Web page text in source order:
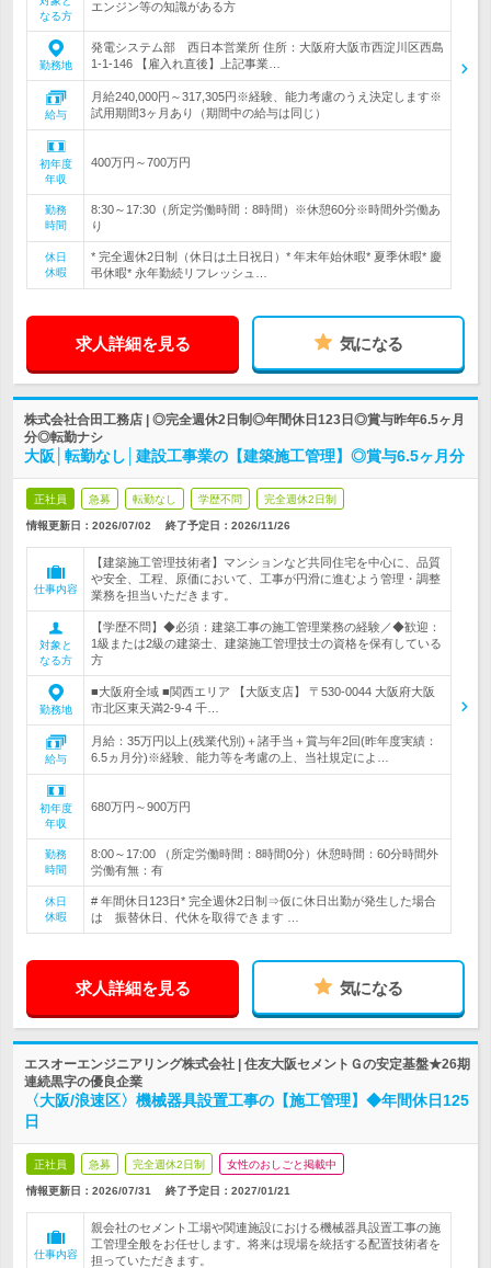
なる方
エンジン等の知識がある方
勤務地
発電システム部 西日本営業所 住所：大阪府大阪市西淀川区西島
1-1-146 【雇入れ直後】上記事業…
給与
月給240,000円～317,305円※経験、能力考慮のうえ決定します※
試用期間3ヶ月あり（期間中の給与は同じ）
初年度
年収
400万円～700万円
勤務
時間
8:30～17:30（所定労働時間：8時間）※休憩60分※時間外労働あ
り
休日
休暇
* 完全週休2日制（休日は土日祝日）* 年末年始休暇* 夏季休暇* 慶
弔休暇* 永年勤続リフレッシュ…
求人詳細を見る 気になる
株式会社合田工務店 | ◎完全週休2日制◎年間休日123日◎賞与昨年6.5ヶ月
分◎転勤ナシ
大阪│転勤なし│建設工事業の【建築施工管理】◎賞与6.5ヶ月分
正社員 急募 転勤なし 学歴不問 完全週休2日制
情報更新日：2026/07/02 終了予定日： 2026/11/26
仕事内容
【建築施工管理技術者】マンションなど共同住宅を中心に、品質
や安全、工程、原価において、工事が円滑に進むよう管理・調整
業務を担当いただきます。
対象と
なる方
【学歴不問】◆必須：建築工事の施工管理業務の経験／◆歓迎：
1級または2級の建築士、建築施工管理技士の資格を保有している
方
勤務地
■大阪府全域 ■関西エリア 【大阪支店】 〒530-0044 大阪府大阪
市北区東天満2-9-4 千…
給与
月給：35万円以上(残業代別)＋諸手当＋賞与年2回(昨年度実績：
6.5ヵ月分)※経験、能力等を考慮の上、当社規定によ…
初年度
年収
680万円～900万円
勤務
時間
8:00～17:00 （所定労働時間：8時間0分）休憩時間：60分時間外
労働有無：有
休日
休暇
# 年間休日123日* 完全週休2日制⇒仮に休日出勤が発生した場合
は 振替休日、代休を取得できます …
求人詳細を見る 気になる
エスオーエンジニアリング株式会社 | 住友大阪セメントＧの安定基盤★26期
連続黒字の優良企業
〈大阪/浪速区〉機械器具設置工事の【施工管理】◆年間休日125
日
正社員 急募 完全週休2日制 女性のおしごと掲載中
情報更新日：2026/07/31 終了予定日： 2027/01/21
仕事内容
親会社のセメント工場や関連施設における機械器具設置工事の施
工管理全般をお任せします。将来は現場を統括する配置技術者を
担っていただきます。